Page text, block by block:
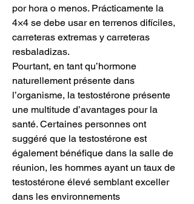
por hora o menos. Prácticamente la
4×4 se debe usar en terrenos difíciles,
carreteras extremas y carreteras
resbaladizas.
Pourtant, en tant qu’hormone
naturellement présente dans
l’organisme, la testostérone présente
une multitude d’avantages pour la
santé. Certaines personnes ont
suggéré que la testostérone est
également bénéfique dans la salle de
réunion, les hommes ayant un taux de
testostérone élevé semblant exceller
dans les environnements